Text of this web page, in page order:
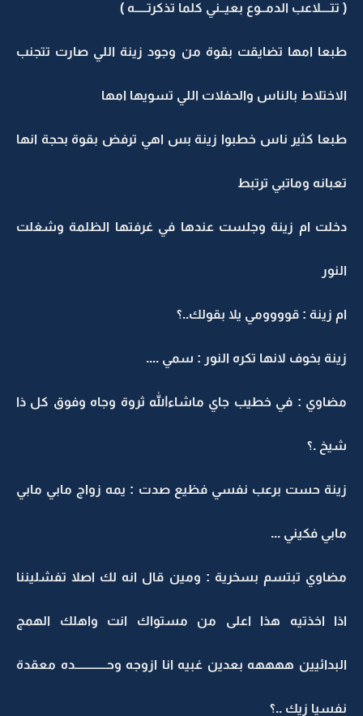
( تتــــلاعب الدمــوع بعيــني كلما تذكرتـــــه )
طبعا امها تضايقت بقوة من وجود زينة اللي صارت تتجنب
الاختلاط بالناس والحفلات اللي تسويها امها
طبعا كثير ناس خطبوا زينة بس اهي ترفض بقوة بحجة انها
تعبانه وماتبي ترتبط
دخلت ام زينة وجلست عندها في غرفتها الظلمة وشغلت
النور
ام زينة : قوووومي يلا بقولك..؟
زينة بخوف لانها تكره النور : سمي ....
مضاوي : في خطيب جاي ماشاءالله ثروة وجاه وفوق كل ذا
شيخ .؟
زينة حست برعب نفسي فظيع صدت : يمه زواج مابي مابي
مابي فكيني ...
مضاوي تبتسم بسخرية : ومين قال انه لك اصلا تفشليننا
اذا اخذتيه هذا اعلى من مستواك انت واهلك الهمج
البدائيين ههههه بعدين غبيه انا ازوجه وحـــــــــــــده معقدة
نفسيا زيك ..؟